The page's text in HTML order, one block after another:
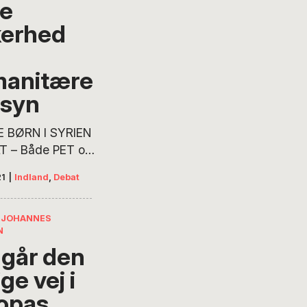
BØRN I SYRIEN
– Både PET og
nu, at
stiger,
børn og
mødre ikke
fra lejrene i
regeringen
på at fastholde
Indland, Debat
den
vej i